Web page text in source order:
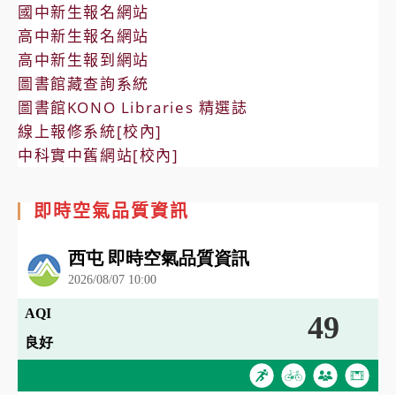
國中新生報名網站
高中新生報名網站
高中新生報到網站
圖書館藏查詢系統
圖書館KONO Libraries 精選誌
線上報修系統[校內]
中科實中舊網站[校內]
即時空氣品質資訊